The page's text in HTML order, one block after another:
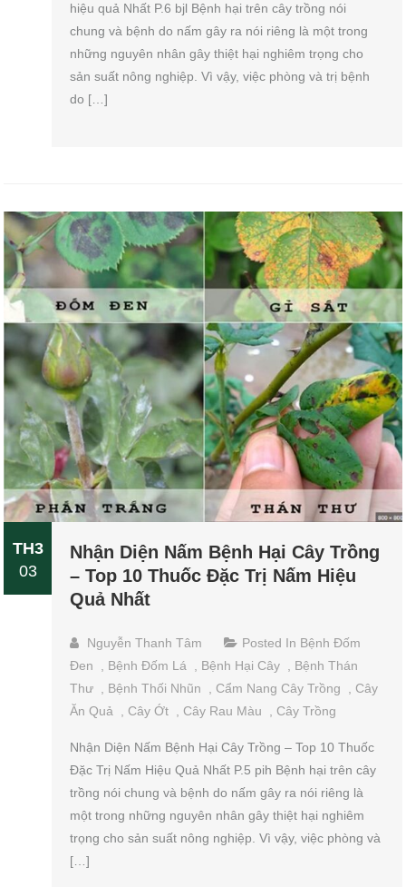
hiệu quả Nhất P.6 bjl Bệnh hại trên cây trồng nói
chung và bệnh do nấm gây ra nói riêng là một trong
những nguyên nhân gây thiệt hại nghiêm trọng cho
sản suất nông nghiệp. Vì vậy, việc phòng và trị bệnh
do […]
TH3
03
Nhận Diện Nấm Bệnh Hại Cây Trồng
– Top 10 Thuốc Đặc Trị Nấm Hiệu
Quả Nhất
Nguyễn Thanh Tâm Posted In Bệnh Đốm
Đen
Bệnh Đốm Lá Bệnh Hại Cây
Bệnh Thán
Thư
Bệnh Thối Nhũn Cẩm Nang Cây Trồng
Cây
Ăn Quả
Cây Ớt Cây Rau Màu Cây Trồng
Nhận Diện Nấm Bệnh Hại Cây Trồng – Top 10 Thuốc
Đặc Trị Nấm Hiệu Quả Nhất P.5 pih Bệnh hại trên cây
trồng nói chung và bệnh do nấm gây ra nói riêng là
một trong những nguyên nhân gây thiệt hại nghiêm
trọng cho sản suất nông nghiệp. Vì vậy, việc phòng và
[…]